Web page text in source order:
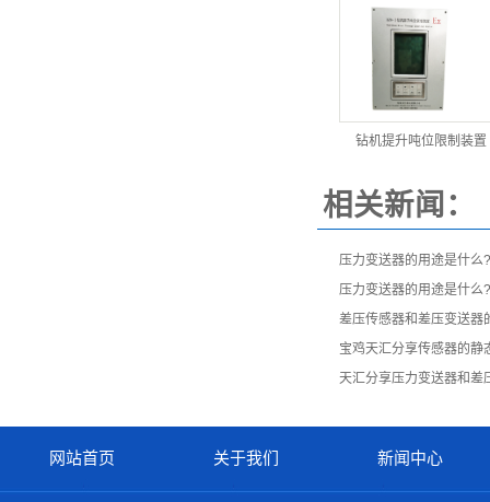
钻机提升吨位限制装置
相关新闻：
压力变送器的用途是什么?
压力变送器的用途是什么?
差压传感器和差压变送器
宝鸡天汇分享传感器的静
天汇分享压力变送器和差
网站首页 关于我们 新闻中心